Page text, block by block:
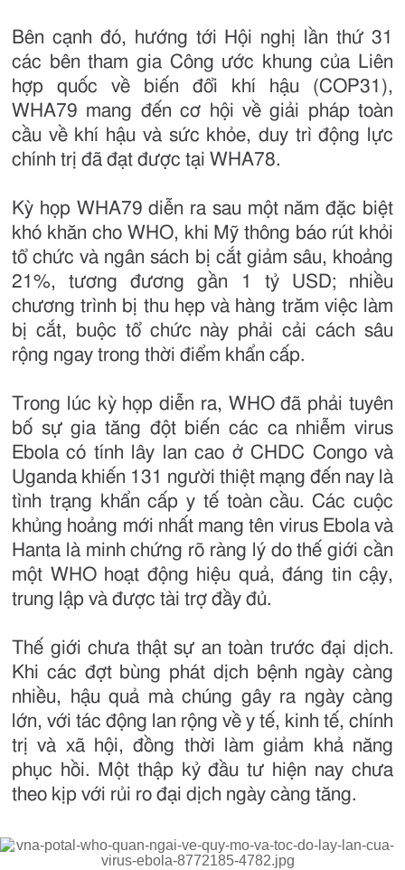
Bên cạnh đó, hướng tới Hội nghị lần thứ 31
các bên tham gia Công ước khung của Liên
hợp quốc về biến đổi khí hậu (COP31),
WHA79 mang đến cơ hội về giải pháp toàn
cầu về khí hậu và sức khỏe, duy trì động lực
chính trị đã đạt được tại WHA78.
Kỳ họp WHA79 diễn ra sau một năm đặc biệt
khó khăn cho WHO, khi Mỹ thông báo rút khỏi
tổ chức và ngân sách bị cắt giảm sâu, khoảng
21%, tương đương gần 1 tỷ USD; nhiều
chương trình bị thu hẹp và hàng trăm việc làm
bị cắt, buộc tổ chức này phải cải cách sâu
rộng ngay trong thời điểm khẩn cấp.
Trong lúc kỳ họp diễn ra, WHO đã phải tuyên
bố sự gia tăng đột biến các ca nhiễm virus
Ebola có tính lây lan cao ở CHDC Congo và
Uganda khiến 131 người thiệt mạng đến nay là
tình trạng khẩn cấp y tế toàn cầu. Các cuộc
khủng hoảng mới nhất mang tên virus Ebola và
Hanta là minh chứng rõ ràng lý do thế giới cần
một WHO hoạt động hiệu quả, đáng tin cậy,
trung lập và được tài trợ đầy đủ.
Thế giới chưa thật sự an toàn trước đại dịch.
Khi các đợt bùng phát dịch bệnh ngày càng
nhiều, hậu quả mà chúng gây ra ngày càng
lớn, với tác động lan rộng về y tế, kinh tế, chính
trị và xã hội, đồng thời làm giảm khả năng
phục hồi. Một thập kỷ đầu tư hiện nay chưa
theo kịp với rủi ro đại dịch ngày càng tăng.